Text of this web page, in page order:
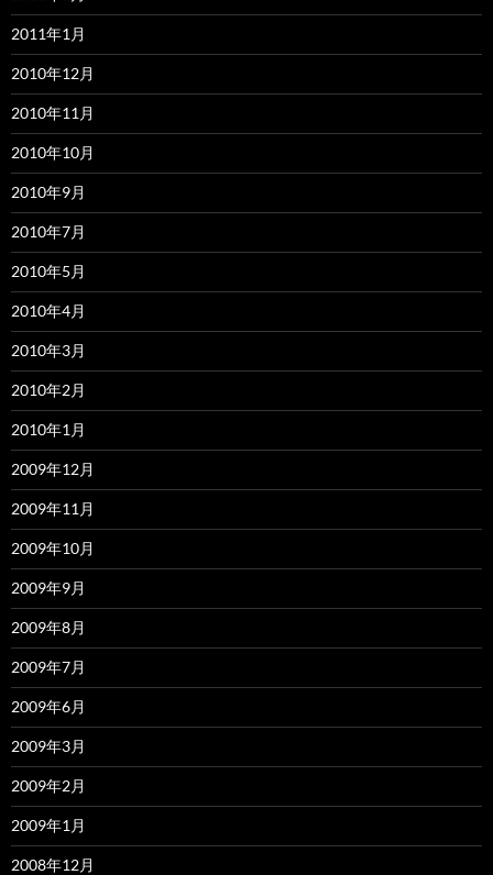
2011年1月
2010年12月
2010年11月
2010年10月
2010年9月
2010年7月
2010年5月
2010年4月
2010年3月
2010年2月
2010年1月
2009年12月
2009年11月
2009年10月
2009年9月
2009年8月
2009年7月
2009年6月
2009年3月
2009年2月
2009年1月
2008年12月